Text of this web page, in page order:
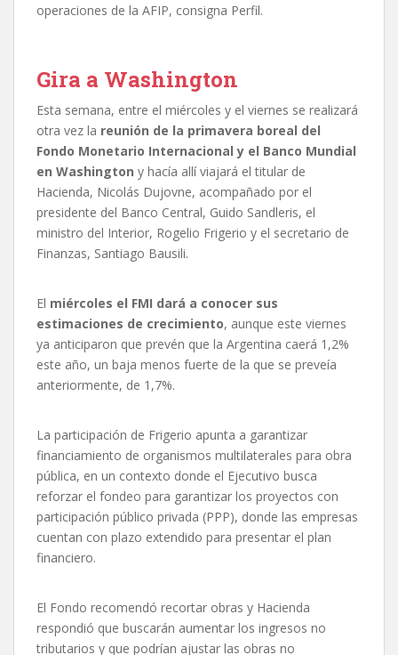
operaciones de la AFIP, consigna Perfil.
Gira a Washington
Esta semana, entre el miércoles y el viernes se realizará
otra vez la reunión de la primavera boreal del
Fondo Monetario Internacional y el Banco Mundial
en Washington y hacía allí viajará el titular de
Hacienda, Nicolás Dujovne, acompañado por el
presidente del Banco Central, Guido Sandleris, el
ministro del Interior, Rogelio Frigerio y el secretario de
Finanzas, Santiago Bausili.
El miércoles el FMI dará a conocer sus
estimaciones de crecimiento, aunque este viernes
ya anticiparon que prevén que la Argentina caerá 1,2%
este año, un baja menos fuerte de la que se preveía
anteriormente, de 1,7%.
La participación de Frigerio apunta a garantizar
financiamiento de organismos multilaterales para obra
pública, en un contexto donde el Ejecutivo busca
reforzar el fondeo para garantizar los proyectos con
participación público privada (PPP), donde las empresas
cuentan con plazo extendido para presentar el plan
financiero.
El Fondo recomendó recortar obras y Hacienda
respondió que buscarán aumentar los ingresos no
tributarios y que podrían ajustar las obras no